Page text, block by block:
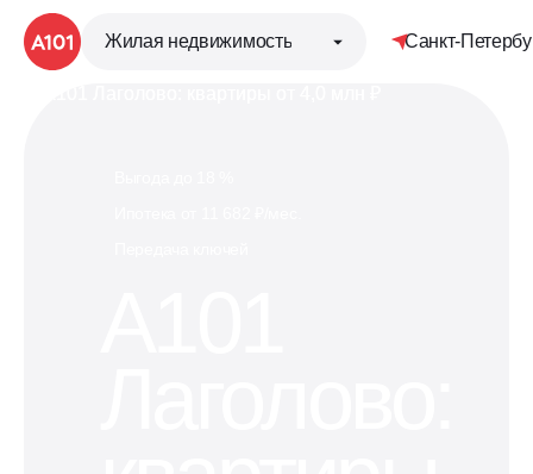
Жилая недвижимость Санкт-